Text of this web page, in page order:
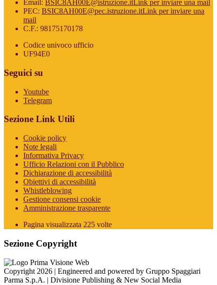
Email: BSIC8AH00E@istruzione.itLink per inviare una mail
PEC: BSIC8AH00E@pec.istruzione.itLink per inviare una
mail
C.F.: 98175170178
Codice univoco ufficio
UF94E0
Seguici su
Youtube
Telegram
Sezione Link Utili
Cookie policy
Note legali
Informativa Privacy
Ufficio Relazioni con il Pubblico
Dichiarazione di accessibilità
Obiettivi di accessibilità
Whistleblowing
Gestione consensi cookie
Amministrazione trasparente
Pagina visualizzata 225 volte
Sezione Copyright
Copyright 2026 | Engineered and powered by Gruppo Spaggiari
Parma S.p.A. | Divisione Publishing & New Social Media